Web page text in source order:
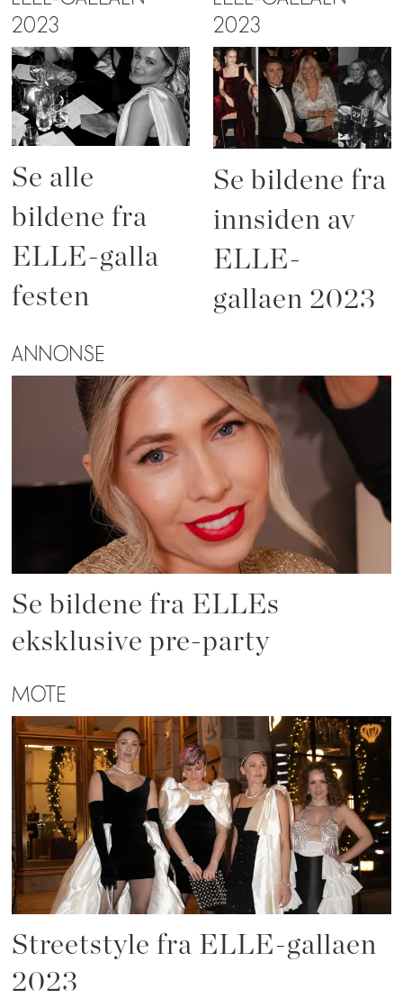
2023
Se alle
bildene fra
ELLE-galla
festen
2023
Se bildene fra
innsiden av
ELLE-
gallaen 2023
ANNONSE
Se bildene fra ELLEs
eksklusive pre-party
MOTE
Streetstyle fra ELLE-gallaen
2023